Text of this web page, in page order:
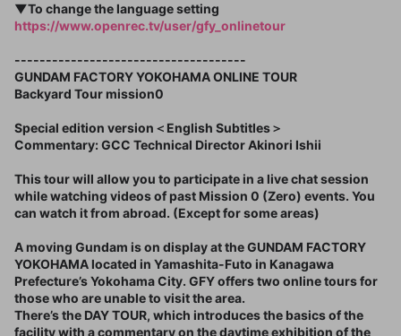
▼To change the language setting
https://www.openrec.tv/user/gfy_onlinetour
-------------------------------------
GUNDAM FACTORY YOKOHAMA ONLINE TOUR
Backyard Tour mission0
Special edition version＜English Subtitles＞
Commentary: GCC Technical Director Akinori Ishii
This tour will allow you to participate in a live chat session
while watching videos of past Mission 0 (Zero) events. You
can watch it from abroad. (Except for some areas)
A moving Gundam is on display at the GUNDAM FACTORY
YOKOHAMA located in Yamashita-Futo in Kanagawa
Prefecture’s Yokohama City. GFY offers two online tours for
those who are unable to visit the area.
There’s the DAY TOUR, which introduces the basics of the
facility with a commentary on the daytime exhibition of the